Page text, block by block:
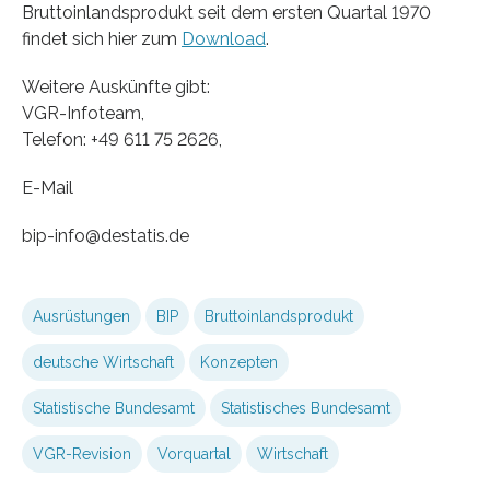
Bruttoinlandsprodukt seit dem ersten Quartal 1970
findet sich hier zum Download.
Weitere Auskünfte gibt:
VGR-Infoteam,
Telefon: +49 611 75 2626,
E-Mail
bip-info@destatis.de
Ausrüstungen BIP Bruttoinlandsprodukt
deutsche Wirtschaft Konzepten
Statistische Bundesamt Statistisches Bundesamt
VGR-Revision Vorquartal Wirtschaft